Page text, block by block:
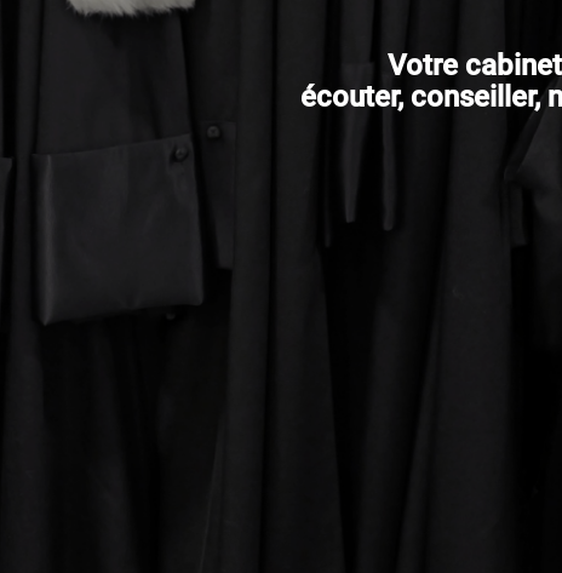
Votre
écouter, conseiller,